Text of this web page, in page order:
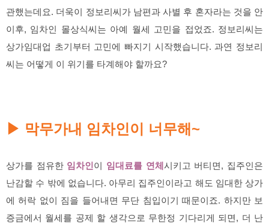
관했는데요. 더욱이 정보리씨가 남편과 사별 후 혼자라는 것을 안
이후, 임차인 몰상식씨는 아예 월세 고민을 접었죠. 정보리씨는
상가임대업 초기부터 고민에 빠지기 시작했습니다. 과연 정보리
씨는 어떻게 이 위기를 타계해야 할까요?
▶ 막무가내 임차인이 너무해~
상가를 점유한 임차인이 임대료를 연체 시키고 버티면, 집주인은
난감할 수 밖에 없습니다. 아무리 집주인이라고 해도 임대한 상가
에 허락 없이 짐을 들어내면 무단 침입이기 때문이죠. 하지만 보
증금에서 월세를 공제 할 생각으로 무한정 기다리게 되면, 더 난